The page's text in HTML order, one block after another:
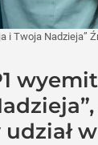
i Twoja Nadzieja”
udział